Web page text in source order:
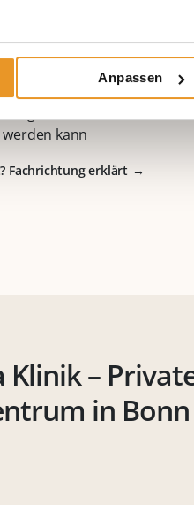
Anpassen
Fachrichtung
also ein Facharzt in der
kann
Fachrichtung erklärt
–
in Bonn